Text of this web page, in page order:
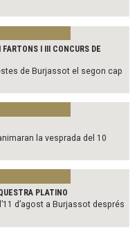
I III CONCURS DE
de Burjassot el segon cap
la vesprada del 10
PLATINO
d’agost a Burjassot després